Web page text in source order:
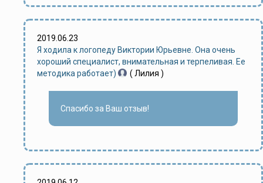
2019.06.23
Я ходила к логопеду Виктории Юрьевне. Она очень
хороший специалист, внимательная и терпеливая. Ее
методика работает)
( Лилия )
Спасибо за Ваш отзыв!